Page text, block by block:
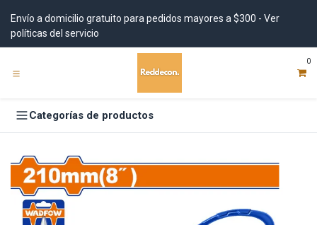
Envío a domicilio gratuito para pedidos mayores a $300 - Ver
políticas del servicio
0
Categorías de productos